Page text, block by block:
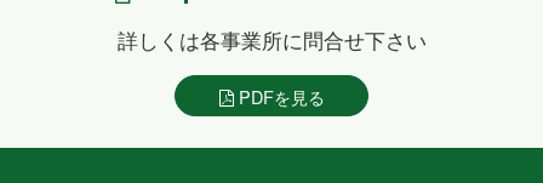
詳しくは各事業所に問合せ下さい
PDFを見る